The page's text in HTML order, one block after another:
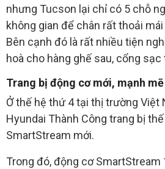
nhưng Tucson lại chỉ có 5 chỗ
không gian để chân rất thoải
Bên cạnh đó là rất nhiều tiện
hoà cho hàng ghế sau, cổng
Trang bị động cơ mới, mạnh mẽ
Ở thế hệ thứ 4 tại thị trường Việt
Hyundai Thành Công trang bị
SmartStream mới.
Trong đó, động cơ SmartStream